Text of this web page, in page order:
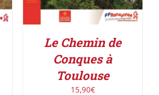
Le Chemin de
Conques à
Toulouse
15,90€